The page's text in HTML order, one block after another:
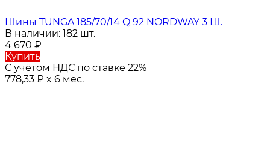
Шины TUNGA 185/70/14 Q 92 NORDWAY 3 Ш.
В наличии: 182 шт.
4 670 ₽
Купить
С учётом НДС по ставке 22%
778,33 ₽ x 6 мес.